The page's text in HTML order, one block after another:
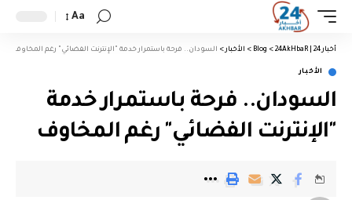
Aa
أخبار 24 | 24AkHbaR >
Blog
> الأخبار > السودان.. فرحة باستمرار خدمة "الإنترنت الفضائي" رغم المخاوف
الأخبار
السودان.. فرحة باستمرار خدمة
"الإنترنت الفضائي" رغم المخاوف